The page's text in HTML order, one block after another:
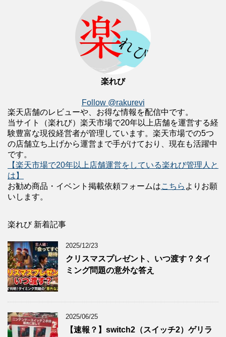
楽れび
Follow @rakurevi
楽天店舗のレビューや、お得な情報を配信中です。
当サイト（楽れび）楽天市場で20年以上店舗を運営する経
験豊富な現役経営者が管理しています。楽天市場での5つ
の店舗立ち上げから運営まで手がけており、現在も活躍中
です。
【楽天市場で20年以上店舗運営をしている楽れび管理人と
は】
お勧め商品・イベント掲載依頼フォームはこちら よりお願
いします。
楽れび 新着記事
2025/12/23
クリスマスプレゼント、いつ渡す？タイ
ミング問題の意外な答え
2025/06/25
【速報？】switch2（スイッチ2）ゲリラ